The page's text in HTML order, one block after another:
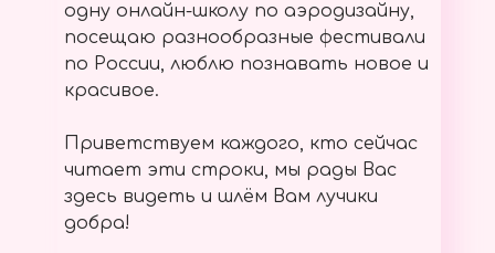
одну онлайн-школу по аэродизайну,
посещаю разнообразные фестивали
по России, люблю познавать новое и
красивое.
Приветствуем каждого, кто сейчас
читает эти строки, мы рады Вас
здесь видеть и шлём Вам лучики
добра!